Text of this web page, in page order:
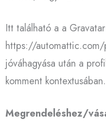
Itt található a a
https://
jóváhagyása után a
komment kontextusában.
Megrendeléshez/